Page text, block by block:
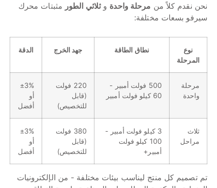
نحن نقدم كلاً من مرحلة واحدة وثلاثي الطور مثبتات محرك
سيرفو بسعات مختلفة:
نوع
المرحلة
نطاق الطاقة جهد الخرج الدقة
مرحلة
واحدة
500 فولت أمبير -
60 كيلو فولت أمبير
220 فولت
(قابل
للتخصيص)
±3%
أو
أفضل
ثلاث
مراحل
3 كيلو فولت أمبير -
100 كيلو فولت
أمبير+
380 فولت
(قابل
للتخصيص)
±3%
أو
أفضل
تم تصميم كل منتج ليناسب بيئات مختلفة - من الإلكترونيات